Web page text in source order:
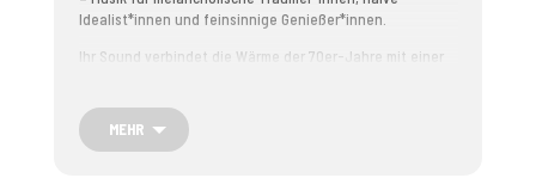
Idealist*innen und feinsinnige Genießer*innen.
Ihr Sound verbindet die Wärme der 70er-Jahre mit einer
Foxes entsteht ein Klangbild, das bluesig, folkig und
voller Emotionen ist. Mit starken Melodien und einer
MEHR